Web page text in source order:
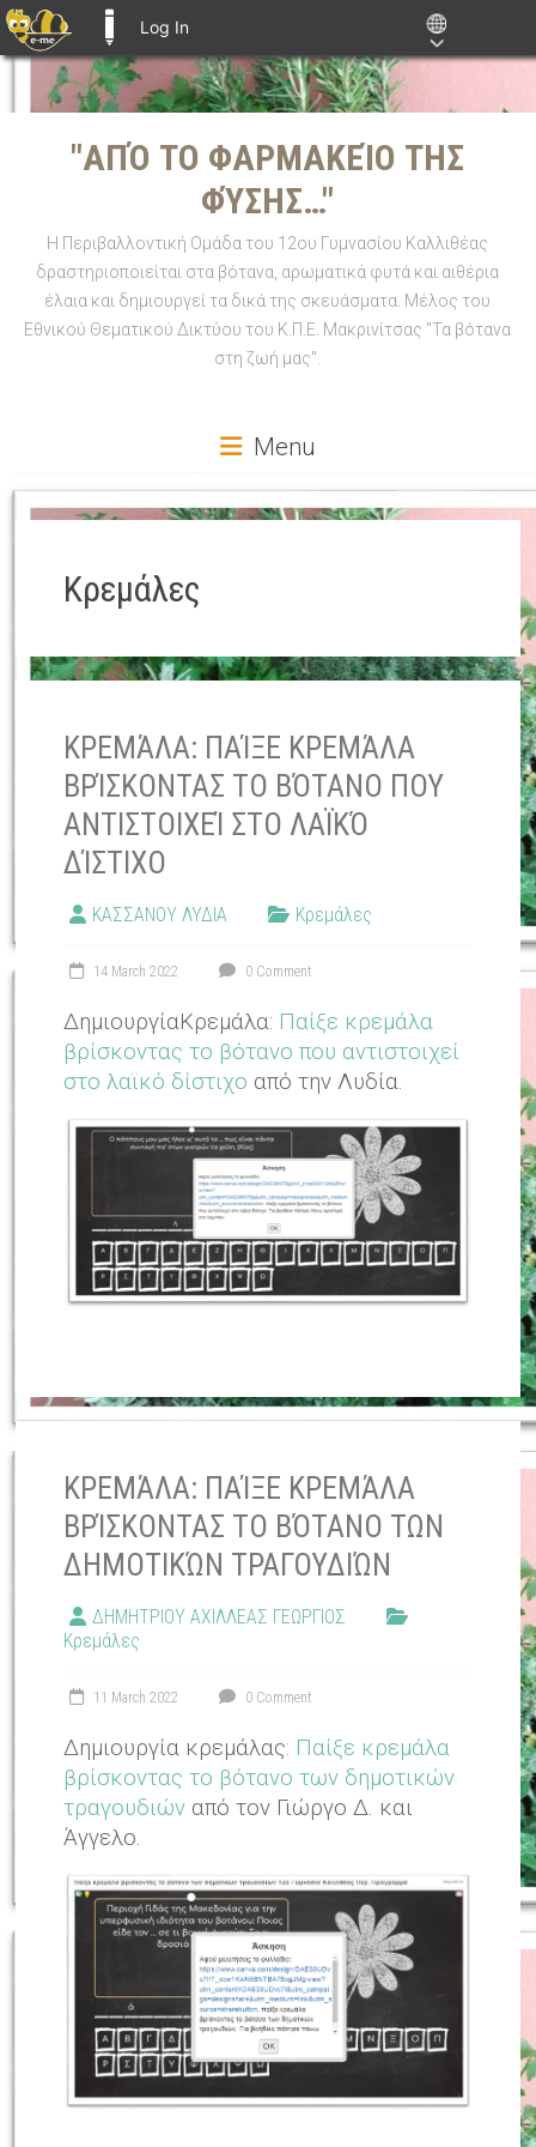
Log In
"ΑΠΌ ΤΟ ΦΑΡΜΑΚΕΊΟ ΤΗΣ
ΦΎΣΗΣ…"
Η Περιβαλλοντική Ομάδα του 12ου Γυμνασίου Καλλιθέας
δραστηριοποιείται στα βότανα, αρωματικά φυτά και αιθέρια
έλαια και δημιουργεί τα δικά της σκευάσματα. Μέλος του
Εθνικού Θεματικού Δικτύου του Κ.Π.Ε. Μακρινίτσας "Τα βότανα
στη ζωή μας".
Menu
Κρεμάλες
ΚΡΕΜΆΛΑ: ΠΑΊΞΕ ΚΡΕΜΆΛΑ
ΒΡΊΣΚΟΝΤΑΣ ΤΟ ΒΌΤΑΝΟ ΠΟΥ
ΑΝΤΙΣΤΟΙΧΕΊ ΣΤΟ ΛΑΪΚΌ
ΔΊΣΤΙΧΟ
ΚΑΣΣΑΝΟΥ ΛΥΔΙΑ Κρεμάλες
14 March 2022 0 Comment
ΔημιουργίαΚρεμάλα: Παίξε κρεμάλα
βρίσκοντας το βότανο που αντιστοιχεί
στο λαϊκό δίστιχο από την Λυδία.
ΚΡΕΜΆΛΑ: ΠΑΊΞΕ ΚΡΕΜΆΛΑ
ΒΡΊΣΚΟΝΤΑΣ ΤΟ ΒΌΤΑΝΟ ΤΩΝ
ΔΗΜΟΤΙΚΏΝ ΤΡΑΓΟΥΔΙΏΝ
ΔΗΜΗΤΡΙΟΥ ΑΧΙΛΛΕΑΣ ΓΕΩΡΓΙΟΣ
Κρεμάλες
11 March 2022 0 Comment
Δημιουργία κρεμάλας: Παίξε κρεμάλα
βρίσκοντας το βότανο των δημοτικών
τραγουδιών από τον Γιώργο Δ. και
Άγγελο.